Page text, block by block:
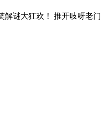
谜大狂欢！​​ 推开吱呀老